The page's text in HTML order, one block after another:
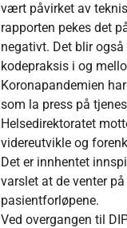
vært påvirket av
rapporten pekes det
negativt. Det blir
kodepraksis i og
Koronapandemien
som la press på
Helsedirektoratet
videreutvikle og
Det er innhentet
varslet at de venter
pasientforløpene.
Ved overgangen til